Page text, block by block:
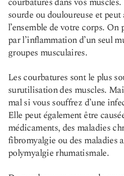
sourde ou douloureuse et
l’ensemble de votre corps. On
par l’inflammation d’un seul
groupes musculaires.
Les courbatures sont le plus
surutilisation des muscles.
mal si vous souffrez d’une
Elle peut également être
médicaments, des maladies
fibromyalgie ou des maladies
polymyalgie rhumatismale.